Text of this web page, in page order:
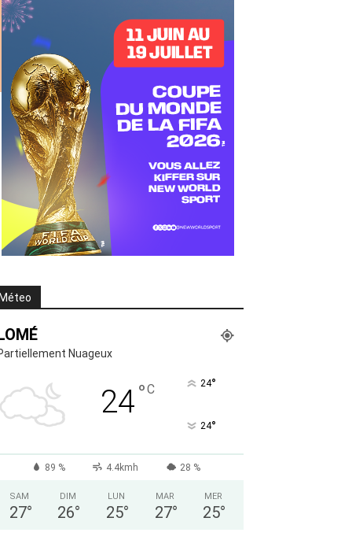
Nuageux
24°C 24°
24°
89 % 4.4kmh 28 %
SAM
27°
DIM
26°
LUN
25°
MAR
27°
MER
25°